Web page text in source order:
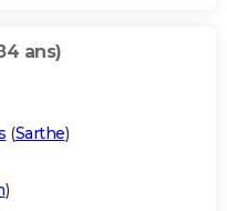
ans)
(Sarthe)
)